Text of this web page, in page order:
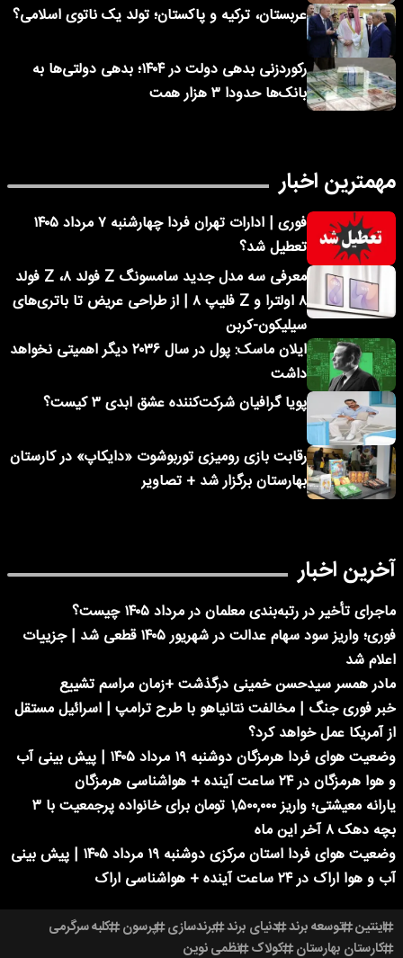
عربستان، ترکیه و پاکستان؛ تولد یک ناتوی اسلامی؟
رکوردزنی بدهی دولت در ۱۴۰۴؛ بدهی دولتی‌ها به
بانک‌ها حدودا ۳ هزار همت
مهمترین اخبار
فوری | ادارات تهران فردا چهارشنبه ۷ مرداد ۱۴۰۵
تعطیل شد؟
معرفی سه مدل جدید سامسونگ Z فولد ۸، Z فولد
۸ اولترا و Z فلیپ ۸ | از طراحی عریض تا باتری‌های
سیلیکون-کربن
ایلان ماسک: پول در سال ۲۰۳۶ دیگر اهمیتی نخواهد
داشت
پویا گرافیان شرکت‌کننده عشق ابدی ۳ کیست؟
رقابت بازی رومیزی توربوشوت «دایکاپ» در کارستان
بهارستان برگزار شد + تصاویر
آخرین اخبار
ماجرای تأخیر در رتبه‌بندی معلمان در مرداد ۱۴۰۵ چیست؟
فوری؛ واریز سود سهام عدالت در شهریور ۱۴۰۵ قطعی شد | جزییات
اعلام شد
مادر همسر سیدحسن خمینی درگذشت +زمان مراسم تشییع
خبر فوری جنگ | مخالفت نتانیاهو با طرح ترامپ | اسرائیل مستقل
از آمریکا عمل خواهد کرد؟
وضعیت هوای فردا هرمزگان دوشنبه ۱۹ مرداد ۱۴۰۵ | پیش بینی آب
و هوا هرمزگان در ۲۴ ساعت آینده + هواشناسی هرمزگان
یارانه معیشتی؛ واریز ۱,۵۰۰,۰۰۰ تومان برای خانواده پرجمعیت با ۳
بچه دهک ۸ آخر این ماه
وضعیت هوای فردا استان مرکزی دوشنبه ۱۹ مرداد ۱۴۰۵ | پیش بینی
آب و هوا اراک در ۲۴ ساعت آینده + هواشناسی اراک
اینتین توسعه برند دنیای برند برندسازی پرسون کلبه سرگرمی
کارستان بهارستان کولاک نظمی نوین